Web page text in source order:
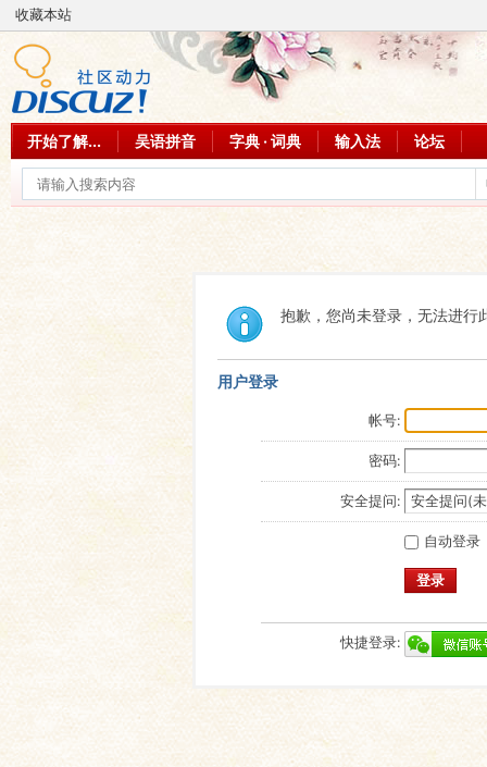
收藏本站
开始了解... 吴语拼音 字典 · 词典 输入法 论坛
抱歉，您尚未登录，无法进行
用户登录
帐号:
密码:
安全提问:
自动登录
登录
快捷登录: